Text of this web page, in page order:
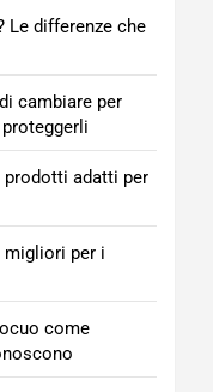
Le differenze che
cambiare per
prodotti adatti per
migliori per i
come